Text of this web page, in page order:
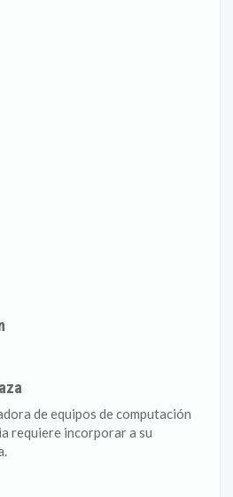
de equipos de computación
requiere incorporar a su